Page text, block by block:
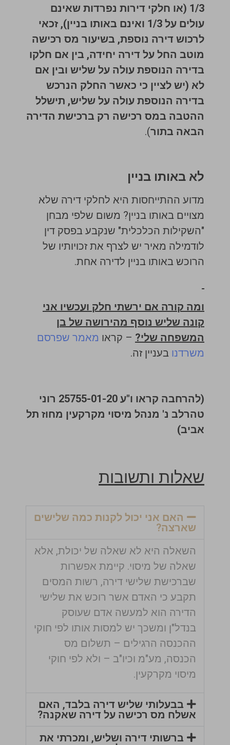
1/3 (או חלקי דירות נפרדות שאינם
עולים על 1/3 ואינם באותו בניין), זכאי
לרכוש דירה נוספת, בשיעור מס רכישה
מוטב החל על דירה יחידה, בין אם חלקו
בדירה הנוספת עולה על שליש ובין אם
לא (יש לציין כי כאשר החלק הנרכש
בדירה הנוספת עולה על שליש, תישלל
ההטבה במס רכישה רק ברכישת הדירה
הבאה בתור).
לא באותו בניין
מדוע ההתייחסות היא לחלקי דירה שלא
מצויים באותו בניין? משום שלפי מבחן
"השקילות הכלכלית" שנקבע בפסק דין
לודמילה מאיר יש לצרף את זכויותיו של
הרוכש באותו בניין לדירה אחת.
ומה קורה אם ירשתי חלק ועכשיו אני
קונה שליש נוסף מהירושה של בן
המשפחה שלי? – קראו מאמר שפרסם
משרדנו בעניין זה.
(להרחבה קראו ו"ע 25755-01-20 רוני
טהרלב נ' מנהל מיסוי מקרקעין מחוז תל
אביב)
שאלות ותשובות
האם אני יכול לקנות כמה שלישים
שארצה?
השאלה היא לא שאלה של יכולת, אלא
שאלה של מיסוי. קיימת אפשרות
שברכישת שלישי דירה, רשות המסים
תקבע כי האדם אשר רוכש את שלישי
הדירה הוא למעשה אדם שעוסק
בנדל"ן ומשכך יש למסות אותו לפי חוקי
ההכנסה הרגילים – תשלום מס
הכנסה, מע"מ וכיו"ב – ולא לפי חוקי
מיסוי מקרקעין.
בבעלותי שליש דירה בלבד, האם
אשלח מס רכישה על דירה שאקנה?
ברשותי דירה ושליש, ומכרתי את